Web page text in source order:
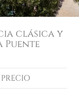
clásica y